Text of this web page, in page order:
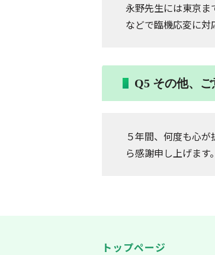
永野先生には東京
などで臨機応変に対
Q5 その他、
５年間、何度も心
ら感謝申し上げます
トップページ